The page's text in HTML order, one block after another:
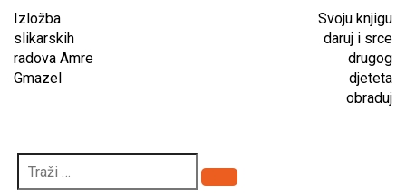
Izložba
slikarskih
radova Amre
Gmazel
Svoju knjigu
daruj i srce
drugog
djeteta
obraduj
Pretraži